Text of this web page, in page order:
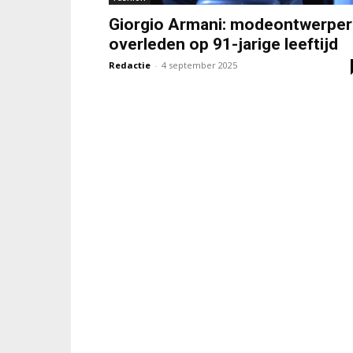
Giorgio Armani: modeontwerper
overleden op 91-jarige leeftijd
Redactie - 4 september 2025